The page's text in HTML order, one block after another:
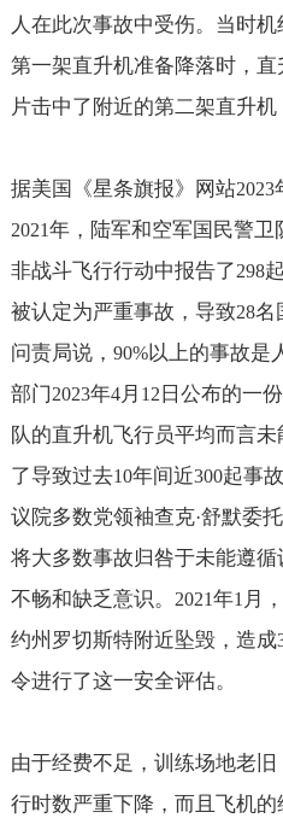
人在此次事故中受伤。当时
第一架直升机准备降落时，
片击中了附近的第二架直升机
据美国《星条旗报》网站2023
2021年，陆军和空军国民警
非战斗飞行行动中报告了298
被认定为严重事故，导致28名
问责局说， 90%以上的事故是
部门 2023年4月 12日公布的一
队的直升机飞行员平均而言
了导致过去10年间近300起事
议院多数党领袖查克·舒默委
将大多数事故归咎于未能遵
不畅和缺乏意识。
2021年1 月
约州罗切斯特附近坠毁，造成
令进行了这一安全评估。
由于经费不足，训练场地老
行时数严重下降，而且飞机